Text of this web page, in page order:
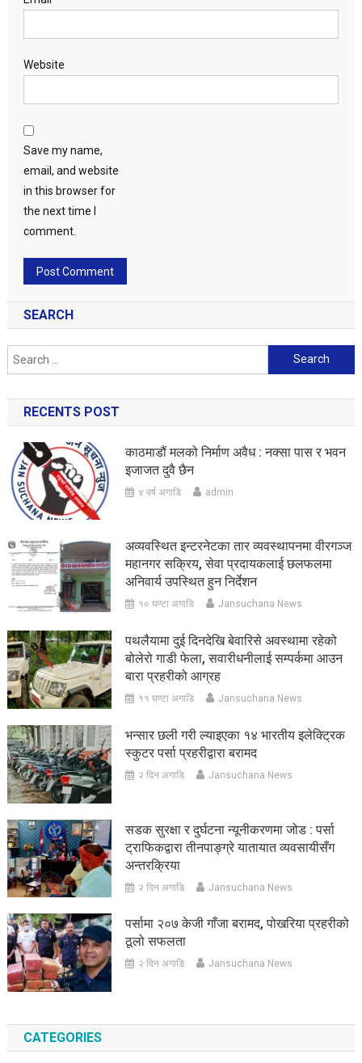
Website
Save my name,
email, and website
in this browser for
the next time I
comment.
SEARCH
Search
for:
RECENTS POST
काठमाडौं मलको निर्माण अवैध : नक्सा पास र भवन
इजाजत दुवै छैन
४ वर्ष अगाडि admin
अव्यवस्थित इन्टरनेटका तार व्यवस्थापनमा वीरगञ्ज
महानगर सक्रिय, सेवा प्रदायकलाई छलफलमा
अनिवार्य उपस्थित हुन निर्देशन
१० घण्टा अगाडि Jansuchana News
पथलैयामा दुई दिनदेखि बेवारिसे अवस्थामा रहेको
बोलेरो गाडी फेला, सवारीधनीलाई सम्पर्कमा आउन
बारा प्रहरीको आग्रह
११ घण्टा अगाडि Jansuchana News
भन्सार छली गरी ल्याइएका १४ भारतीय इलेक्ट्रिक
स्कुटर पर्सा प्रहरीद्वारा बरामद
२ दिन अगाडि Jansuchana News
सडक सुरक्षा र दुर्घटना न्यूनीकरणमा जोड : पर्सा
ट्राफिकद्वारा तीनपाङ्ग्रे यातायात व्यवसायीसँग
अन्तरक्रिया
२ दिन अगाडि Jansuchana News
पर्सामा २०७ केजी गाँजा बरामद, पोखरिया प्रहरीको
ठूलो सफलता
२ दिन अगाडि Jansuchana News
CATEGORIES